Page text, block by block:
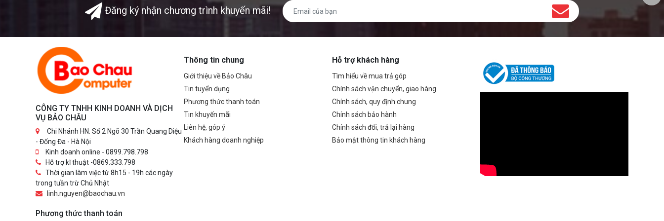
áo không dây Kungfu Việt Nam
lọc âm cực kỳ tốt, kể cả bạn đi
ngoài đường vẫn ghi âm rất tốt,
Đăng ký nhận chương trình khuyến mãi!
CÔNG TY TNHH KINH DOANH VÀ DỊCH
VỤ BẢO CHÂU
Chi Nhánh HN: Số 2 Ngõ 30 Trần Quang Diệu
- Đống Đa - Hà Nội
Kinh doanh online - 0899.798.798
Hỗ trợ kĩ thuật -0869.333.798
Thời gian làm việc từ 8h15 - 19h các ngày
trong tuần trừ Chủ Nhật
linh.nguyen@baochau.vn
Phương thức thanh toán
Thông tin chung
Giới thiệu về Bảo Châu
Tin tuyển dụng
Phương thức thanh toán
Tin khuyến mãi
Liên hệ, góp ý
Khách hàng doanh nghiệp
Hỗ trợ khách hàng
Tìm hiểu về mua trả góp
Chính sách vận chuyển, giao hàng
Chính sách, quy định chung
Chính sách bảo hành
Chính sách đổi, trả lại hàng
Bảo mật thông tin khách hàng